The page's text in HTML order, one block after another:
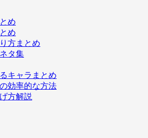
め
め
方まとめ
タ集
キャラまとめ
効率的な方法
方解説